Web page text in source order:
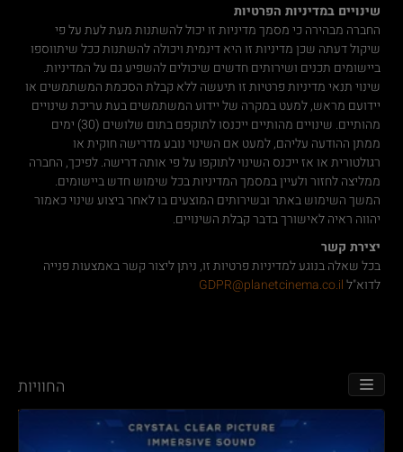
שינויים במדיניות הפרטיות
החברה מבהירה כי מסמך מדיניות זו יכול להשתנות מעת לעת על פי
שיקול דעתה שכן מדיניות זו היא דינמית ויכולה להשתנות ככל שיתווספו
ביישומים תכנים ושירותים חדשים שיכולים להשפיע גם על המדיניות.
שינוי תנאי מדיניות פרטיות זו תיעשה ללא קבלת הסכמת המשתמשים או
יידועם מראש, למעט במקרה של יידוע המשתמשים בעת עריכת שינויים
מהותיים. שינויים מהותיים ייכנסו לתוקפם בתום שלושים (30) ימים
ממתן ההודעה עליהם, למעט אם השינוי נובע מדרישה חוקית או
רגולטורית או אז ייכנס השינוי לתוקפו על פי אותה דרישה. לפיכך, החברה
ממליצה לחזור ולעיין במסמך המדיניות בכל שימוש חדש ביישומים.
המשך השימוש באתר ובשירותים המוצעים בו לאחר ביצוע שינוי כאמור
יהווה ראיה לאישורך בדבר קבלת השינויים.
יצירת קשר
בכל שאלה בנוגע למדיניות פרטיות זו, ניתן ליצור קשר באמצעות פנייה
לדוא"לGDPR@planetcinema.co.il
החוויות TOGGLE NAVIGATION